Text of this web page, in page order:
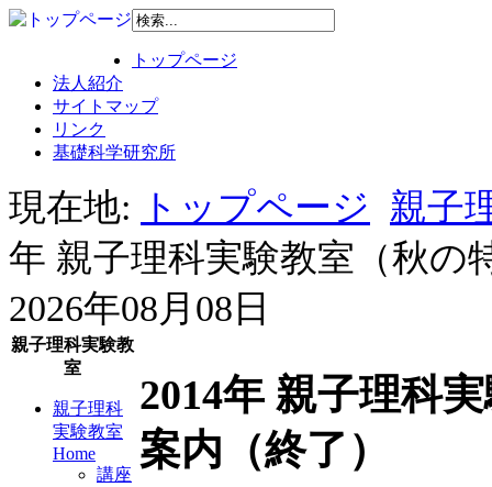
トップページ
法人紹介
サイトマップ
リンク
基礎科学研究所
現在地: トップページ
親子
年 親子理科実験教室（秋の
2026年08月08日
親子理科実験教
室
親子理科
実験教室
Home
講座
2014年 親子理科
案内（終了）